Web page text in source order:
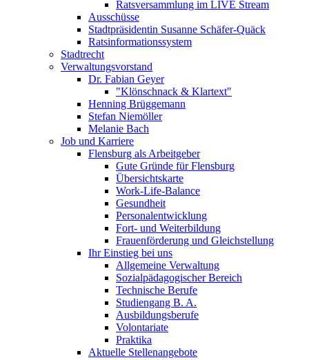
Ratsversammlung im LIVE Stream
Ausschüsse
Stadtpräsidentin Susanne Schäfer-Quäck
Ratsinformationssystem
Stadtrecht
Verwaltungsvorstand
Dr. Fabian Geyer
"Klönschnack & Klartext"
Henning Brüggemann
Stefan Niemöller
Melanie Bach
Job und Karriere
Flensburg als Arbeitgeber
Gute Gründe für Flensburg
Übersichtskarte
Work-Life-Balance
Gesundheit
Personalentwicklung
Fort- und Weiterbildung
Frauenförderung und Gleichstellung
Ihr Einstieg bei uns
Allgemeine Verwaltung
Sozialpädagogischer Bereich
Technische Berufe
Studiengang B. A.
Ausbildungsberufe
Volontariate
Praktika
Aktuelle Stellenangebote